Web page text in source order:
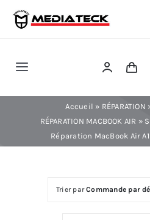
Skip
Toggle
Navigation
TÉLÉPHONIE
Accueil » RÉPARATION
RÉPARATION MACBOOK AIR »
Réparation MacBook Air
Trier parCommande par